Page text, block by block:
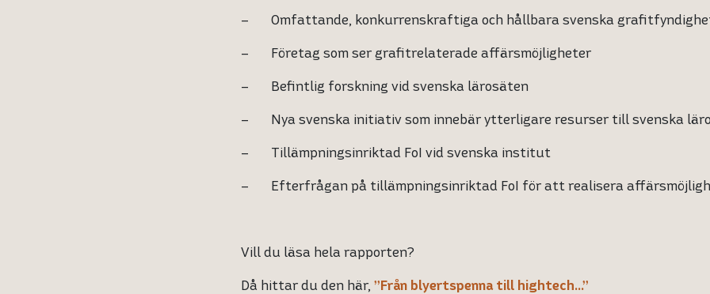
– Omfattande, konkurrenskraftiga och hållbara svenska
– Företag som ser grafitrelaterade affärsmöjligheter
– Befintlig forskning vid svenska lärosäten
– Nya svenska initiativ som innebär ytterligare resurser till svenska
– Tillämpningsinriktad FoI vid svenska institut
– Efterfrågan på tillämpningsinriktad FoI för att realisera
Vill du läsa hela rapporten?
Då hittar du den här, ”Från blyertspenna till hightech…”